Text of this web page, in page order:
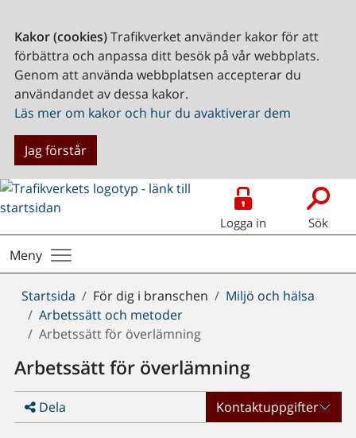
Kakor (cookies)Trafikverket använder kakor för att
förbättra och anpassa ditt besök på vår webbplats.
Genom att använda webbplatsen accepterar du
användandet av dessa kakor.
Läs mer om kakor och hur du avaktiverar dem
Jag förstår
Logga in Sök
Meny
Du
är
här:
Startsida För dig i branschen
Miljö och hälsa
Arbetssätt och metoder
Arbetssätt för överlämning
Arbetssätt för överlämning
Dela Kontaktuppgifter